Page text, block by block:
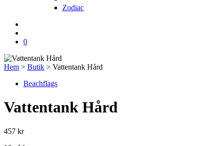
Zodiac
0
Hem > Butik > Vattentank Hård
Beachflags
Vattentank Hård
457 kr